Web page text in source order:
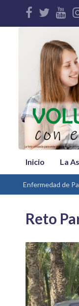
Inicio La
Enfermedad de
Reto